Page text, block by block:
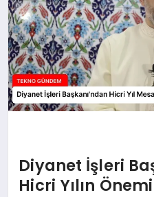
Diyanet İşleri
Hicri Yılın